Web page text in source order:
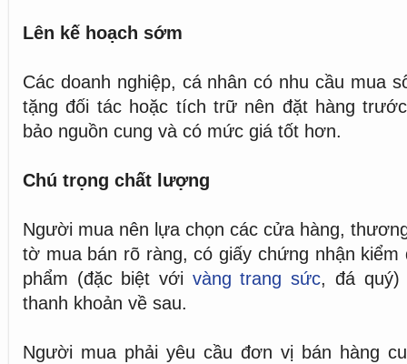
Lên kế hoạch sớm
Các doanh nghiệp, cá nhân có nhu cầu mua
tặng đối tác hoặc tích trữ nên đặt hàng
bảo nguồn cung và có mức giá tốt hơn.
Chú trọng chất lượng
Người mua nên lựa chọn các cửa hàng,
tờ mua bán rõ ràng, có giấy chứng nhận kiểm
phẩm (đặc biệt với vàng trang sức, đá quý)
thanh khoản về sau.
Người mua phải yêu cầu đơn vị bán hàng